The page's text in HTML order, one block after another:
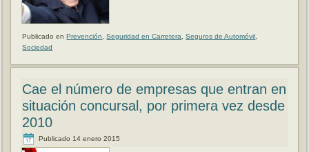
Publicado en Prevención ,Seguridad en Carretera ,Seguros de Automóvil
Sociedad
Cae el número de empresas que entran en
situación concursal, por primera vez desde
2010
Publicado 14 enero 2015